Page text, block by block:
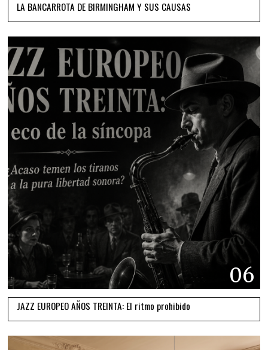
LA BANCARROTA DE BIRMINGHAM Y SUS CAUSAS
06
JAZZ EUROPEO AÑOS TREINTA: El ritmo prohibido